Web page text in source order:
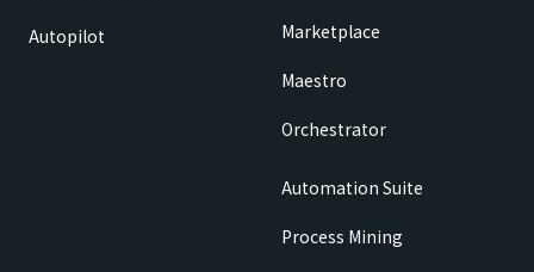
Autopilot Marketplace
Maestro
Orchestrator
Automation Suite
Process Mining